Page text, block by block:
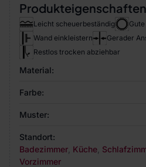
Produkteigenschaften
Leicht scheuerbeständig
Wand einkleistern
Gerader
Restlos trocken abziehbar
Material:
Farbe:
Muster:
Standort:
Badezimmer Küche
Vorzimmer